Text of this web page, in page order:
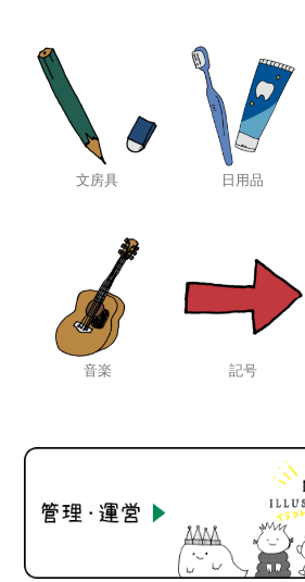
文房具 日用品
音楽 記号